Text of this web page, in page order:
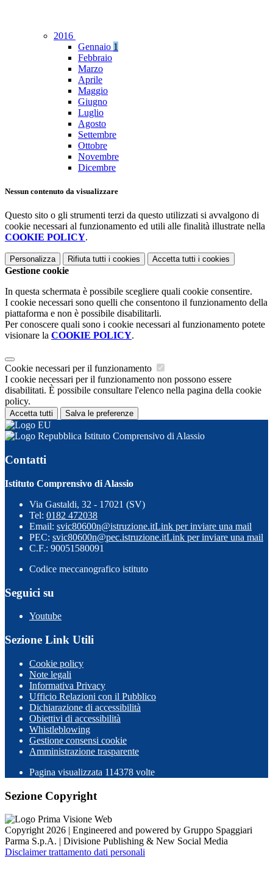
2016
Gennaio 1
Febbraio
Marzo
Aprile
Maggio
Giugno
Luglio
Agosto
Settembre
Ottobre
Novembre
Dicembre
Nessun contenuto da visualizzare
Questo sito o gli strumenti terzi da questo utilizzati si avvalgono di
cookie necessari al funzionamento ed utili alle finalità illustrate nella
COOKIE POLICY.
Personalizza Rifiuta tutti i cookies Accetta tutti i cookies
Gestione cookie
In questa schermata è possibile scegliere quali cookie consentire.
I cookie necessari sono quelli che consentono il funzionamento della
piattaforma e non è possibile disabilitarli.
Per conoscere quali sono i cookie necessari al funzionamento potete
visionare la COOKIE POLICY.
Cookie necessari per il funzionamento
I cookie necessari per il funzionamento non possono essere
disabilitati. È possibile consultare l'elenco nella pagina della cookie
policy.
Accetta tutti Salva le preferenze
Istituto Comprensivo di Alassio
Contatti
Istituto Comprensivo di Alassio
Via Gastaldi, 32 - 17021 (SV)
Tel: 0182 472038
Email: svic80600n@istruzione.itLink per inviare una mail
PEC: svic80600n@pec.istruzione.itLink per inviare una mail
C.F.: 90051580091
Codice meccanografico istituto
Seguici su
Youtube
Sezione Link Utili
Cookie policy
Note legali
Informativa Privacy
Ufficio Relazioni con il Pubblico
Dichiarazione di accessibilità
Obiettivi di accessibilità
Whistleblowing
Gestione consensi cookie
Amministrazione trasparente
Pagina visualizzata 114378 volte
Sezione Copyright
Copyright 2026 | Engineered and powered by Gruppo Spaggiari
Parma S.p.A. | Divisione Publishing & New Social Media
Disclaimer trattamento dati personali